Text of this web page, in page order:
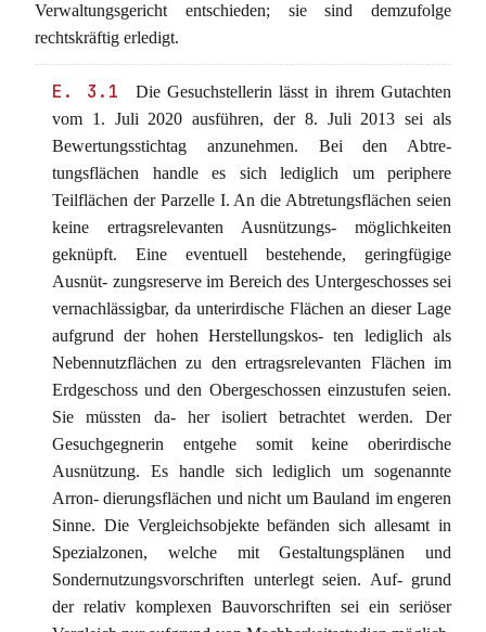
Verwaltungsgericht entschieden; sie sind demzufolge
rechtskräftig erledigt.
E. 3.1
Die Gesuchstellerin lässt in ihrem Gutachten
vom 1. Juli 2020 ausführen, der 8. Juli 2013 sei als
Bewertungsstichtag anzunehmen. Bei den Abtre-
tungsflächen handle es sich lediglich um periphere
Teilflächen der Parzelle I. An die Abtretungsflächen seien
keine ertragsrelevanten Ausnützungs- möglichkeiten
geknüpft. Eine eventuell bestehende, geringfügige
Ausnüt- zungsreserve im Bereich des Untergeschosses sei
vernachlässigbar, da unterirdische Flächen an dieser Lage
aufgrund der hohen Herstellungskos- ten lediglich als
Nebennutzflächen zu den ertragsrelevanten Flächen im
Erdgeschoss und den Obergeschossen einzustufen seien.
Sie müssten da- her isoliert betrachtet werden. Der
Gesuchgegnerin entgehe somit keine oberirdische
Ausnützung. Es handle sich lediglich um sogenannte
Arron- dierungsflächen und nicht um Bauland im engeren
Sinne. Die Vergleichsobjekte befänden sich allesamt in
Spezialzonen, welche mit Gestaltungsplänen und
Sondernutzungsvorschriften unterlegt seien. Auf- grund
der relativ komplexen Bauvorschriften sei ein seriöser